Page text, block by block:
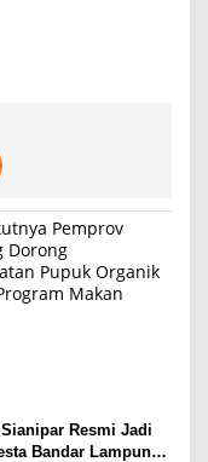
Pemprov
Dorong
Pupuk Organik
Makan
Resmi Jadi
Bandar Lampung,